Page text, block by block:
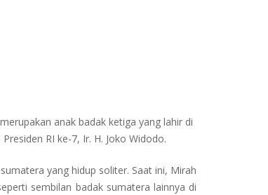
anak badak ketiga yang lahir di
RI ke-7, Ir. H. Joko Widodo.
yang hidup soliter. Saat ini, Mirah
sembilan badak sumatera lainnya di